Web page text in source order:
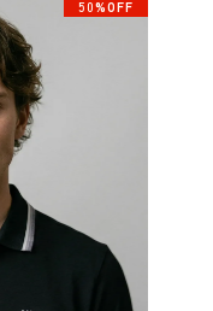
50%OFF